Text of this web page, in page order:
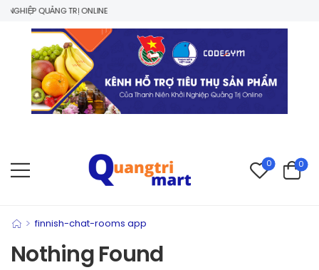
QUẢNG TRỊ ONLINE
0 0
> finnish-chat-rooms app
Nothing Found